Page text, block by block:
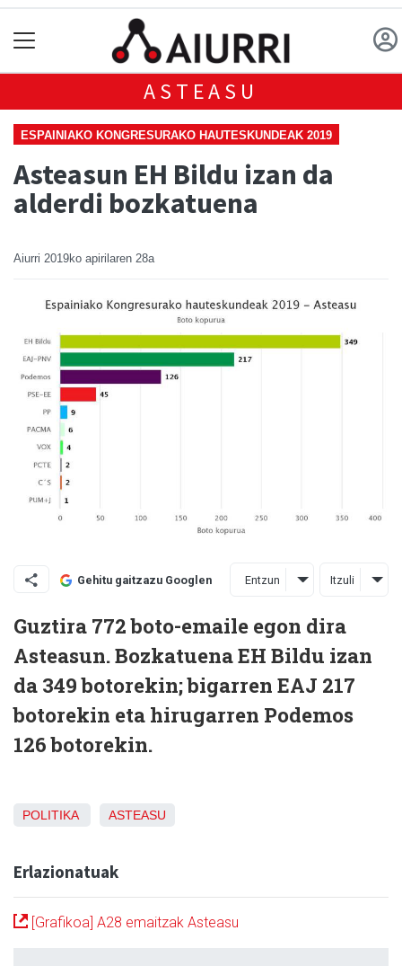
ASTEASU
ESPAINIAKO KONGRESURAKO HAUTESKUNDEAK 2019
Asteasun EH Bildu izan da
alderdi bozkatuena
Aiurri 2019ko apirilaren 28a
Gehitu gaitzazu Googlen Entzun Itzuli
Guztira 772 boto-emaile egon dira
Asteasun. Bozkatuena EH Bildu izan
da 349 botorekin; bigarren EAJ 217
botorekin eta hirugarren Podemos
126 botorekin.
POLITIKA ASTEASU
Erlazionatuak
[Grafikoa] A28 emaitzak Asteasu